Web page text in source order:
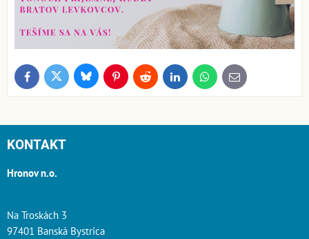
FacebookTwitter BlueskyPinterestReddit LinkedInWhatsApp
E-
mail
KONTAKT
Hronov n.o.
Na Troskách 3
97401 Banská Bystrica